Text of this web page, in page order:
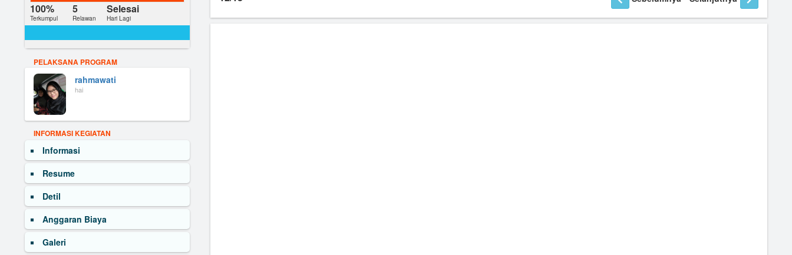
100% 5 Selesai
Terkumpul Relawan Hari Lagi
PELAKSANA PROGRAM
rahmawati
hai
INFORMASI KEGIATAN
Informasi
Resume
Detil
Anggaran Biaya
Galeri